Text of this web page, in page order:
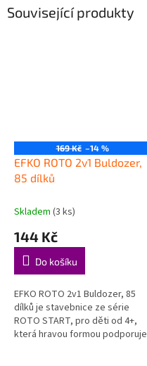
Související produkty
169 Kč –14 %
EFKO ROTO 2v1 Buldozer,
85 dílků
Skladem (3 ks)
144 Kč
Do košíku
EFKO ROTO 2v1 Buldozer, 85
dílků je stavebnice ze série
ROTO START, pro děti od 4+,
která hravou formou podporuje